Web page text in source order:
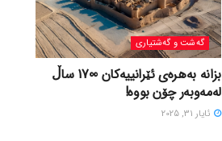
گه‌شت و گه‌شتیاری
بزانه بەهرەی ئێرانییەکان 1700 ساڵ
لەمەوبەر چۆن بووه!
ئایار 31, 2025